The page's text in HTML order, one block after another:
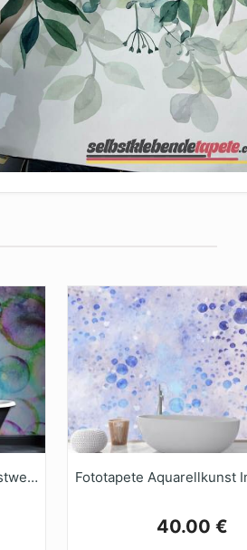
Fototapete BlasenAquarellKunstwerk
40.00 €